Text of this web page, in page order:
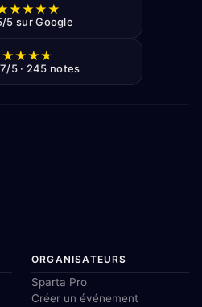
★★★★
5 sur Google
★★★★
5 · 245 notes
ORGANISATEURS
Sparta Pro
Créer un événement